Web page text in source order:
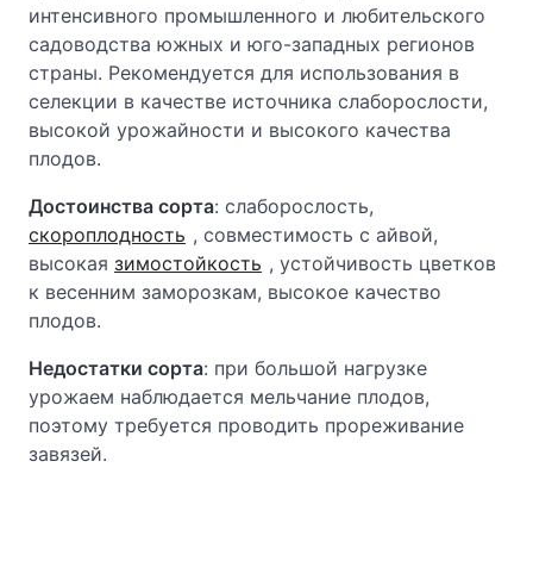
интенсивного промышленного и любительского
садоводства южных и юго-западных регионов
страны. Рекомендуется для использования в
селекции в качестве источника слаборослости,
высокой урожайности и высокого качества
плодов.
Достоинства сорта: слаборослость,
скороплодность , совместимость с айвой,
высокая зимостойкость , устойчивость цветков
к весенним заморозкам, высокое качество
плодов.
Недостатки сорта: при большой нагрузке
урожаем наблюдается мельчание плодов,
поэтому требуется проводить прореживание
завязей.